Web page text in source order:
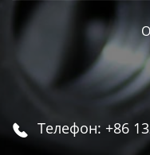
 Телефон: +86